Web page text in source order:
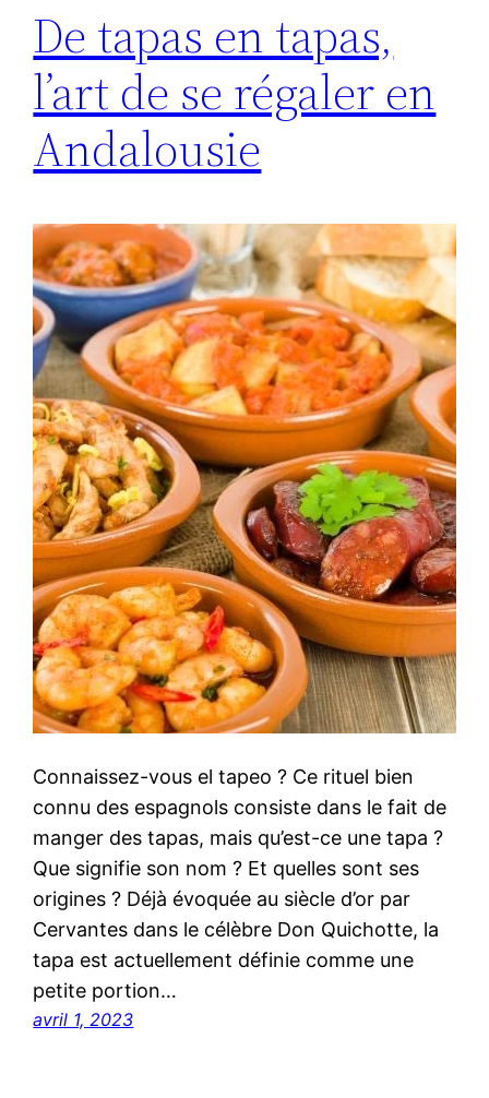
De tapas en tapas,
l’art de se régaler en
Andalousie
Connaissez-vous el tapeo ? Ce rituel bien
connu des espagnols consiste dans le fait de
manger des tapas, mais qu’est-ce une tapa ?
Que signifie son nom ? Et quelles sont ses
origines ? Déjà évoquée au siècle d’or par
Cervantes dans le célèbre Don Quichotte, la
tapa est actuellement définie comme une
petite portion…
avril 1, 2023